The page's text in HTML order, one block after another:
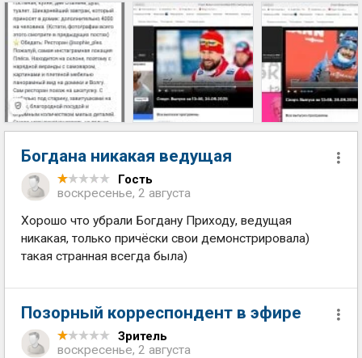
Богдана никакая ведущая
Гость
воскресенье, 2 августа
Хорошо что убрали Богдану Приходу, ведущая
никакая, только причёски свои демонстрировала)
такая странная всегда была)
Позорный корреспондент в эфире
Зритель
воскресенье, 2 августа